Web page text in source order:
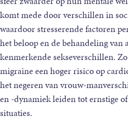
komt mede door verschillen in
waardoor stresserende factoren
het beloop en de behandeling van
kenmerkende sekseverschillen.
migraine een hoger risico op
het negeren van vrouw-
en -dynamiek leiden tot ernstige
situaties.